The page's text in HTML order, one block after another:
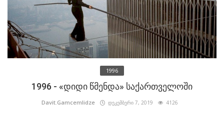
1996
1996 - «დიდი წმენდა» საქართველოში
Davit.Gamcemlidze დეკემბერი 7, 2019 4126